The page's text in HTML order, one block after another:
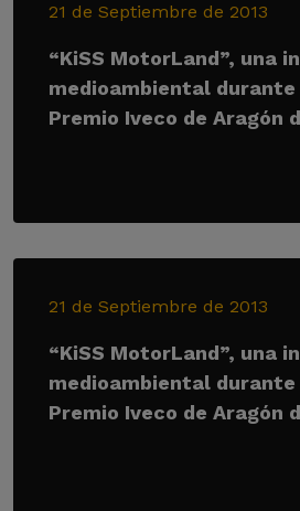
21 de Septiembre de 2013
“KiSS MotorLand”, una
medioambiental durante
Premio Iveco de Aragón
21 de Septiembre de 2013
“KiSS MotorLand”, una
medioambiental durante
Premio Iveco de Aragón